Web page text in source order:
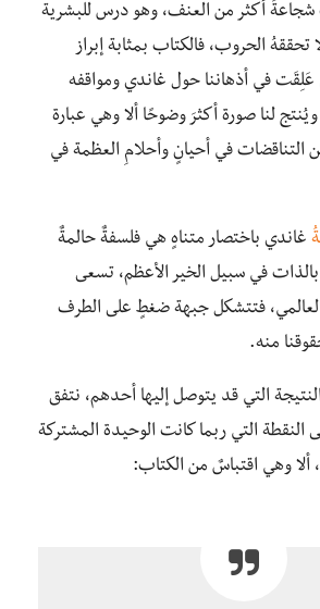
أكثر من العنف، وهو درس للبشرية
تحققهُ الحروب، فالكتاب بمثابة إبراز
عَلِقَت في أذهاننا حول غاندي ومواقفه
لنا صورة أكثرَ وضوحًا ألا وهي عبارة
في أحيانٍ وأحلامِ العظمة في
ُ غاندي باختصار متناهٍ هي فلسفةٌ حالمةٌ
في سبيل الخير الأعظم، تسعى
فتتشكل جبهة ضغطٍ على الطرف
منه.
التي قد يتوصل إليها أحدهم، نتفق
النقطة التي ربما كانت الوحيدة المشتركة
ألا وهي اقتباسٌ من الكتاب: